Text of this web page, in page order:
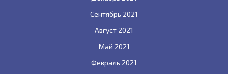
Сентябрь 2021
Август 2021
Май 2021
Февраль 2021